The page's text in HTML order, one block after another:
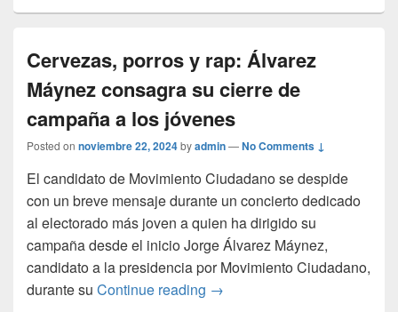
Cervezas, porros y rap: Álvarez
Máynez consagra su cierre de
campaña a los jóvenes
Posted on noviembre 22, 2024byadmin—No Comments ↓
El candidato de Movimiento Ciudadano se despide
con un breve mensaje durante un concierto dedicado
al electorado más joven a quien ha dirigido su
campaña desde el inicio Jorge Álvarez Máynez,
candidato a la presidencia por Movimiento Ciudadano,
durante su Continue reading Cervezas, porros y rap:
→